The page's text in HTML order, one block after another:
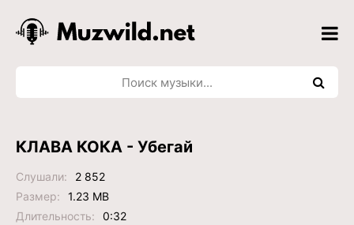
КЛАВА КОКА - Убегай
Слушали:
2 852
Размер:
1.23 MB
Длительность:
0:32